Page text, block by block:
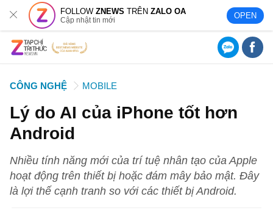
FOLLOWZNEWS TRÊNZALO OA
Cập nhật tin mới OPEN
CÔNG NGHỆ MOBILE
Lý do AI của iPhone tốt hơn
Android
Nhiều tính năng mới của trí tuệ nhân tạo của Apple
hoạt động trên thiết bị hoặc đám mây bảo mật. Đây
là lợi thế cạnh tranh so với các thiết bị Android.